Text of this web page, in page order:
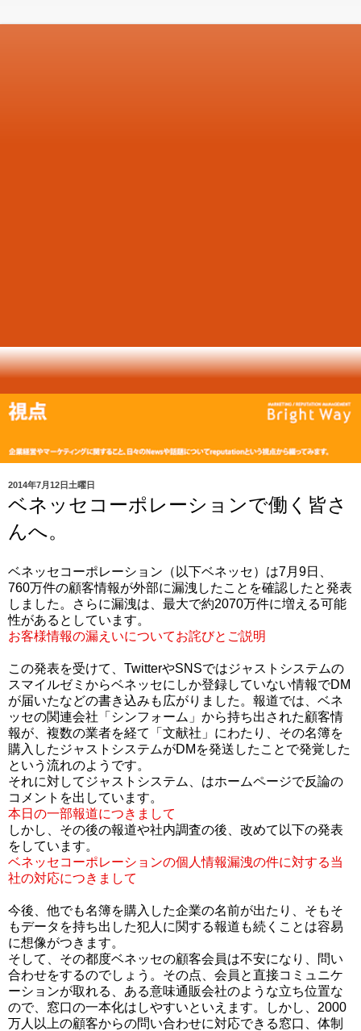
2014年7月12日土曜日
ベネッセコーポレーションで働く皆さ
んへ。
ベネッセコーポレーション（以下ベネッセ）は7月9日、
760万件の顧客情報が外部に漏洩したことを確認したと発表
しました。さらに漏洩は、最大で約2070万件に増える可能
性があるとしています。
お客様情報の漏えいについてお詫びとご説明
この発表を受けて、TwitterやSNSではジャストシステムの
スマイルゼミからベネッセにしか登録していない情報でDM
が届いたなどの書き込みも広がりました。報道では、ベネ
ッセの関連会社「シンフォーム」から持ち出された顧客情
報が、複数の業者を経て「文献社」にわたり、その名簿を
購入したジャストシステムがDMを発送したことで発覚した
という流れのようです。
それに対してジャストシステム、はホームページで反論の
コメントを出しています。
本日の一部報道につきまして
しかし、その後の報道や社内調査の後、改めて以下の発表
をしています。
ベネッセコーポレーションの個人情報漏洩の件に対する当
社の対応につきまして
今後、他でも名簿を購入した企業の名前が出たり、そもそ
もデータを持ち出した犯人に関する報道も続くことは容易
に想像がつきます。
そして、その都度ベネッセの顧客会員は不安になり、問い
合わせをするのでしょう。その点、会員と直接コミュニケ
ーションが取れる、ある意味通販会社のような立ち位置な
ので、窓口の一本化はしやすいといえます。しかし、2000
万人以上の顧客からの問い合わせに対応できる窓口、体制